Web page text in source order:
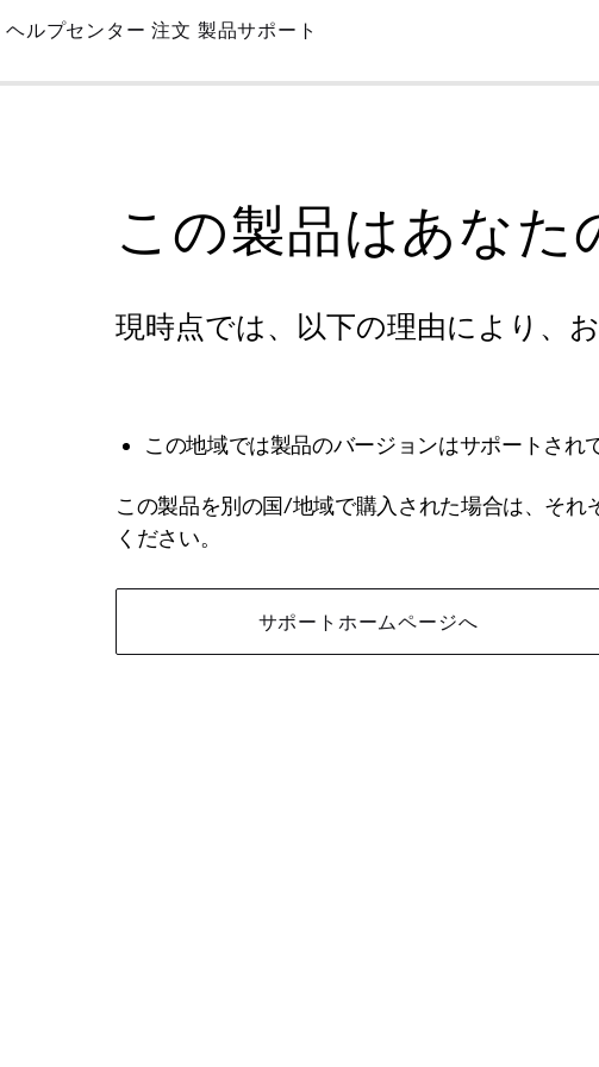
Skip
Main
ヘルプセンター 注文 製品サポート
この製品はあな
現時点では、以下の理由により、
この地域では製品のバージョンはサポートされ
この製品を別の国/地域で購入された場合は、そ
ください。
サポートホームページへ